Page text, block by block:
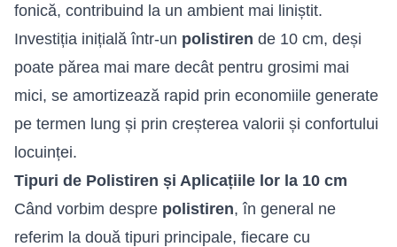
fonică, contribuind la un ambient mai liniștit.
Investiția inițială într-un polistiren de 10 cm, deși
poate părea mai mare decât pentru grosimi mai
mici, se amortizează rapid prin economiile generate
pe termen lung și prin creșterea valorii și confortului
locuinței.
Tipuri de Polistiren și Aplicațiile lor la 10 cm
Când vorbim despre polistiren, în general ne
referim la două tipuri principale, fiecare cu